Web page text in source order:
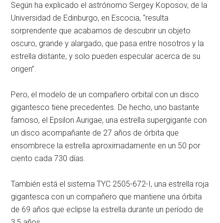
Según ha explicado el astrónomo Sergey Koposov, de la
Universidad de Edinburgo, en Escocia, “resulta
sorprendente que acabamos de descubrir un objeto
oscuro, grande y alargado, que pasa entre nosotros y la
estrella distante, y solo pueden especular acerca de su
origen”.
Pero, el modelo de un compañero orbital con un disco
gigantesco tiene precedentes. De hecho, uno bastante
famoso, el Epsilon Aurigae, una estrella supergigante con
un disco acompañante de 27 años de órbita que
ensombrece la estrella aproximadamente en un 50 por
ciento cada 730 días.
También está el sistema TYC 2505-672-I, una estrella roja
gigantesca con un compañero que mantiene una órbita
de 69 años que eclipse la estrella durante un período de